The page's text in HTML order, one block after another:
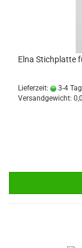
Elna Stichplatte
Lieferzeit: 3-4
Versandgewicht: